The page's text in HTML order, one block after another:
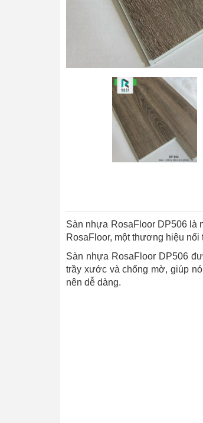
Sàn nhựa RosaFloor DP506 là
RosaFloor, một thương hiệu
Sàn nhựa RosaFloor DP506
trầy xước và chống mờ, giúp
nên dễ dàng.